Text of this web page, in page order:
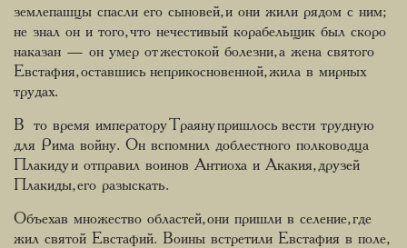
землепашцы спасли его сыновей, и они жили рядом с ним;
не знал он и того, что нечестивый корабельщик был скоро
наказан — он умер от жестокой болезни, а жена святого
Евстафия, оставшись неприкосновенной, жила в мирных
трудах.
В то время императору Траяну пришлось вести трудную
для Рима войну. Он вспомнил доблестного полководца
Плакиду и отправил воинов Антиоха и Акакия, друзей
Плакиды, его разыскать.
Объехав множество областей, они пришли в селение, где
жил святой Евстафий. Воины встретили Евстафия в поле,